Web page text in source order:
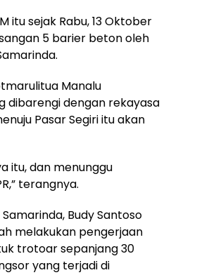
itu sejak Rabu, 13 Oktober
5 barier beton oleh
Manalu
dibarengi dengan rekayasa
Pasar Segiri itu akan
itu, dan menunggu
terangnya.
Samarinda, Budy Santoso
melakukan pengerjaan
trotoar sepanjang 30
yang terjadi di